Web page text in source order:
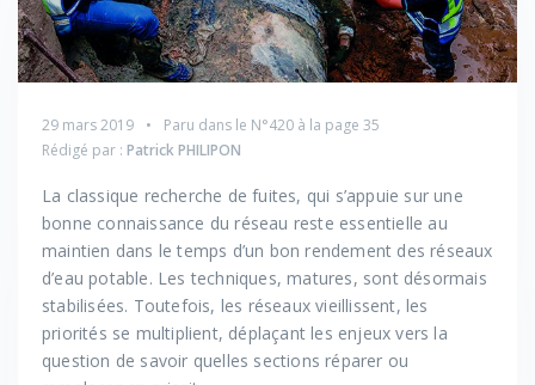
29 mars 2019 Paru dans le N°420 à la page 35
Rédigé par : Patrick PHILIPON
La classique recherche de fuites, qui s’appuie sur une
bonne connaissance du réseau reste essentielle au
maintien dans le temps d’un bon rendement des réseaux
d’eau potable. Les techniques, matures, sont désormais
stabilisées. Toutefois, les réseaux vieillissent, les
priorités se multiplient, déplaçant les enjeux vers la
question de savoir quelles sections réparer ou